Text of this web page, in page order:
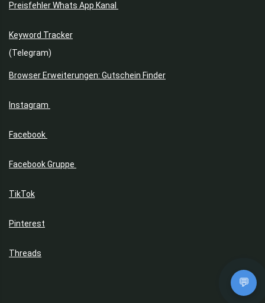
Preisfehler Whats App Kanal
Keyword Tracker
(Telegram)
Browser Erweiterungen: Gutschein Finder
Instagram
Facebook
Facebook Gruppe
TikTok
Pinterest
Threads
💬